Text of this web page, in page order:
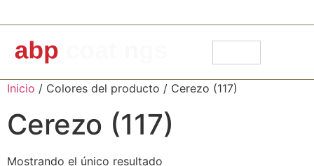
Inicio / Colores del producto / Cerezo (117)
Cerezo (117)
Mostrando el único resultado